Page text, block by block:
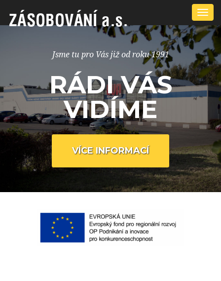
Jsme tu pro Vás již od roku 1991
RÁDI VÁS
VIDÍME
VÍCE INFORMACÍ